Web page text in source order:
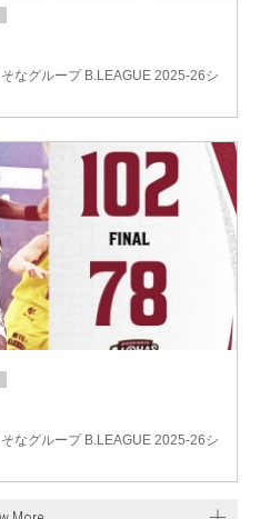
なグループ B.LEAGUE 2025-26シ
なグループ B.LEAGUE 2025-26シ